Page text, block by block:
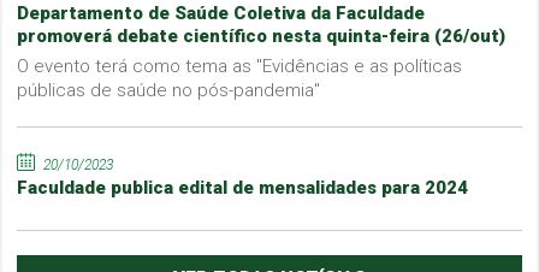
Departamento de Saúde Coletiva da Faculdade
promoverá debate científico nesta quinta-feira (26/out)
O evento terá como tema as "Evidências e as políticas
públicas de saúde no pós-pandemia"
20/10/2023
Faculdade publica edital de mensalidades para 2024